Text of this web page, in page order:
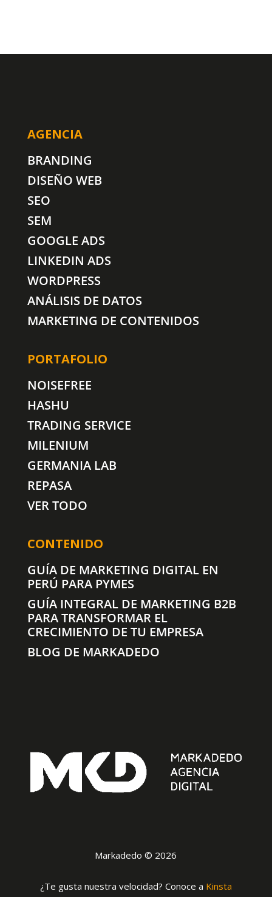
AGENCIA
BRANDING
DISEÑO WEB
SEO
SEM
GOOGLE ADS
LINKEDIN ADS
WORDPRESS
ANÁLISIS DE DATOS
MARKETING DE CONTENIDOS
PORTAFOLIO
NOISEFREE
HASHU
TRADING SERVICE
MILENIUM
GERMANIA LAB
REPASA
VER TODO
CONTENIDO
GUÍA DE MARKETING DIGITAL EN
PERÚ PARA PYMES
GUÍA INTEGRAL DE MARKETING B2B
PARA TRANSFORMAR EL
CRECIMIENTO DE TU EMPRESA
BLOG DE MARKADEDO
Markadedo © 2026
¿Te gusta nuestra velocidad? Conoce a Kinsta